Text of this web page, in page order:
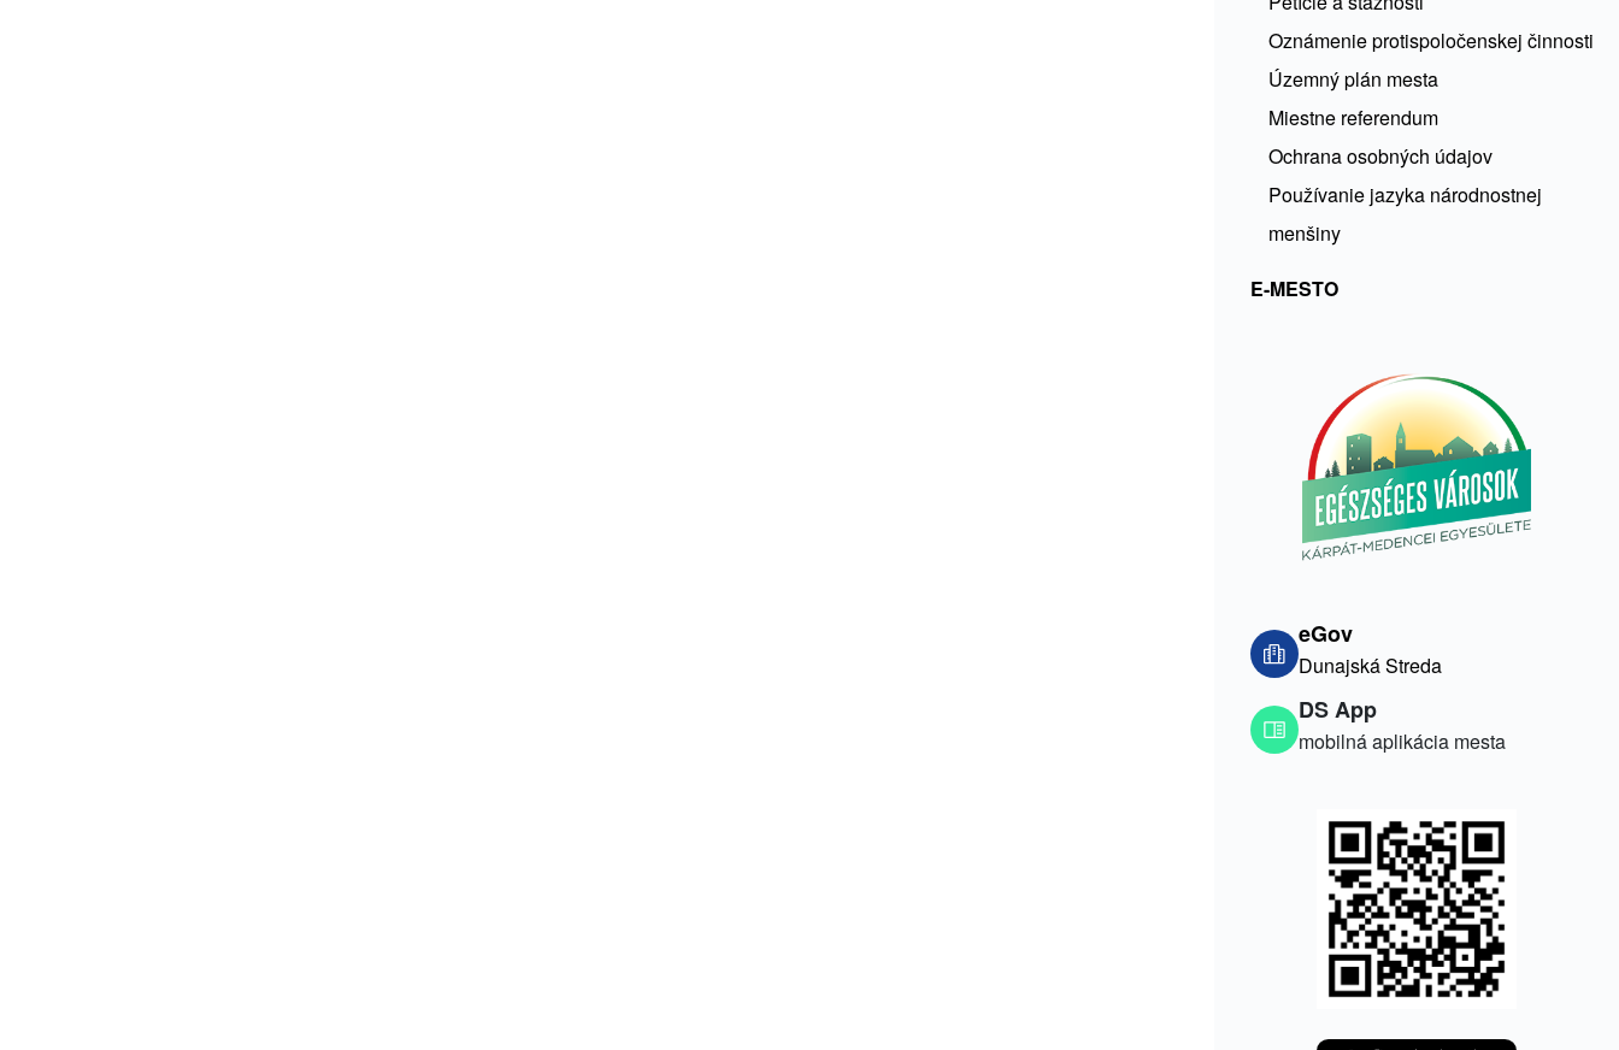
Oznámenie protispoločenskej činnosti
Územný plán mesta
Miestne referendum
Ochrana osobných údajov
Používanie jazyka národnostnej
menšiny
E-MESTO
eGov
Dunajská Streda
DS App
mobilná aplikácia mesta